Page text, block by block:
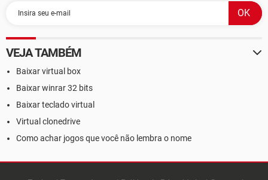
VEJA TAMBÉM
Baixar virtual box
Baixar winrar 32 bits
Baixar teclado virtual
Virtual clonedrive
Como achar jogos que você não lembra o nome